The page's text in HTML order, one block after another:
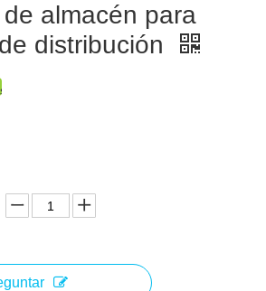
almacén para
distribución